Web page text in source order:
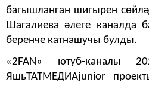
багышланган шигырен
Шагалиева әлеге каналда
беренче катнашучы булды.
«2FAN» ютуб-каналы
ЯшьТАТМЕДИАjunior